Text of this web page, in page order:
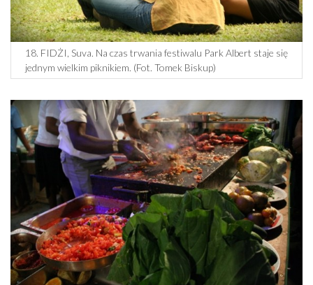
18. FIDŻI, Suva. Na czas trwania festiwalu Park Albert staje się
jednym wielkim piknikiem. (Fot. Tomek Biskup)